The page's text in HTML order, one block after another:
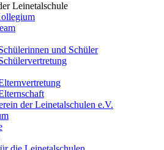
Leinetalschule
und Schüler
der Leinetalschulen e.V.